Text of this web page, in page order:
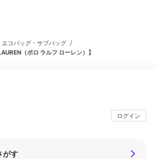
エコバッグ・サブバッグ /
（ポロ ラルフ ローレン）】
ログイン
がす